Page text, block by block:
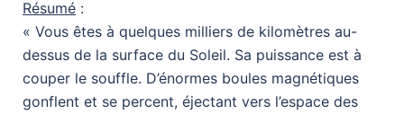
Résumé :
« Vous êtes à quelques milliers de kilomètres au-
dessus de la surface du Soleil. Sa puissance est à
couper le souffle. D’énormes boules magnétiques
gonflent et se percent, éjectant vers l’espace des